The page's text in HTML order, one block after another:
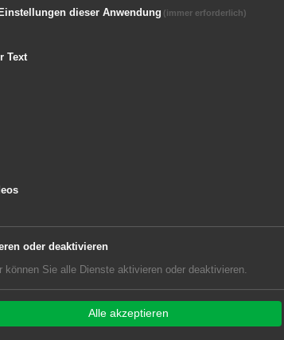
die sich nicht impfen
nicht, d.h. für diese
eines
teilgenommen wird,
Einrichtungen aus.
Einrichtungen im
nach dem
Sinne von § 25 Absatz 1
Personen im Freien, d.h.
Essens- und
dieser Anwendung (immer erforderlich)
Text
oder deaktivieren
können Sie alle Dienste aktivieren oder deaktivieren.
Alle akzeptieren